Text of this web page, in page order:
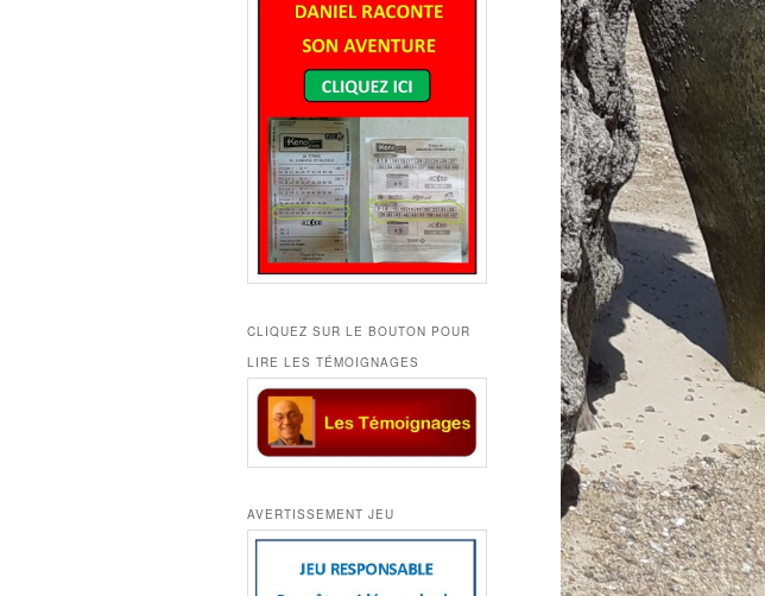
CLIQUEZ SUR LE BOUTON POUR
LIRE LES TÉMOIGNAGES
AVERTISSEMENT JEU